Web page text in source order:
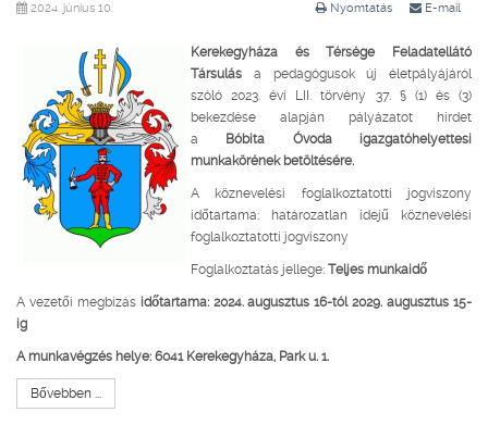
Nyomtatás E-mail
2024. június 10.
Kerekegyháza és Térsége Feladatellátó
Társulás a pedagógusok új életpályájáról
szóló 2023. évi LII. törvény 37. § (1) és (3)
bekezdése alapján pályázatot hirdet
a
Bóbita Óvoda igazgatóhelyettesi
munkakörének betöltésére.
A köznevelési foglalkoztatotti jogviszony
időtartama: határozatlan idejű köznevelési
foglalkoztatotti jogviszony
Foglalkoztatás jellege: Teljes munkaidő
A vezetői megbízás időtartama: 2024. augusztus 16-tól 2029. augusztus 15-
ig
A munkavégzés helye: 6041 Kerekegyháza, Park u. 1.
Bővebben ...